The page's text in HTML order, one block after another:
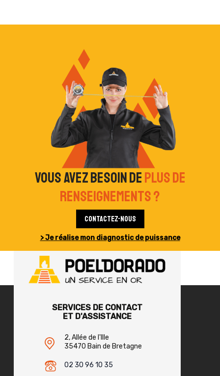
Vous avez besoin deplus de
renseignements ?
Contactez-nous
> Je réalise mon diagnostic de puissance
SERVICES DE CONTACT
ET D'ASSISTANCE
2, Allée de l'Ille
35470 Bain de Bretagne
02 30 96 10 35